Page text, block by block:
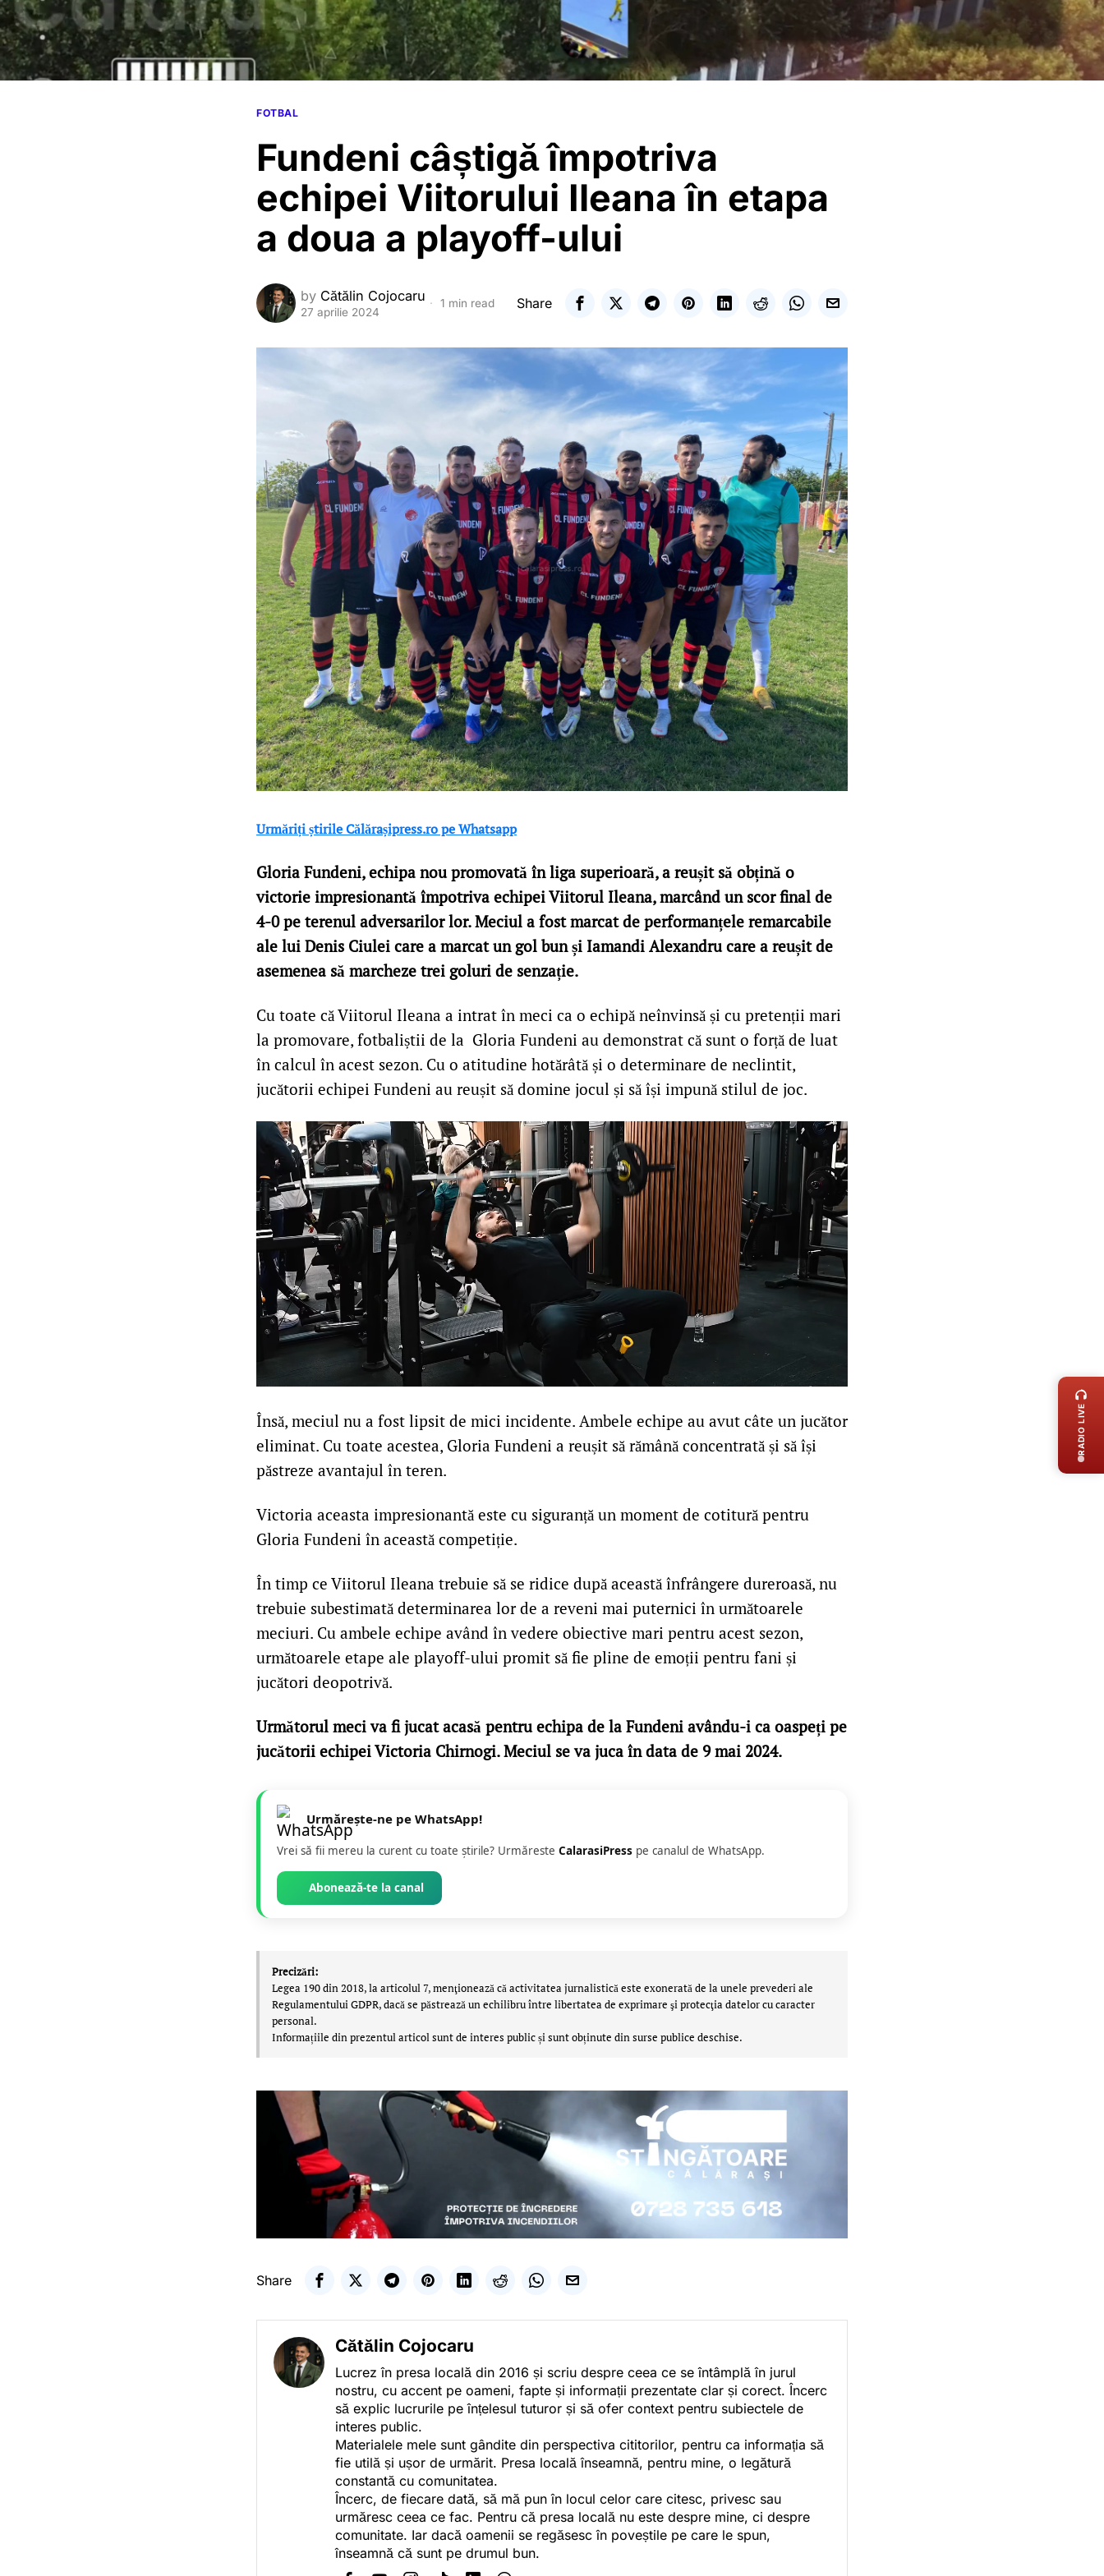
FOTBAL
Fundeni câștigă împotriva
echipei Viitorului Ileana în etapa
a doua a playoff-ului
by Cătălin Cojocaru
27 aprilie 2024
1 min read Share
Urmăriți știrile Călărașipress.ro pe Whatsapp
Gloria Fundeni, echipa nou promovată în liga superioară, a reușit să obțină o
victorie impresionantă împotriva echipei Viitorul Ileana, marcând un scor final de
4-0 pe terenul adversarilor lor. Meciul a fost marcat de performanțele remarcabile
ale lui Denis Ciulei care a marcat un gol bun și Iamandi Alexandru care a reușit de
asemenea să marcheze trei goluri de senzație.
Cu toate că Viitorul Ileana a intrat în meci ca o echipă neînvinsă și cu pretenții mari
la promovare, fotbaliștii de la Gloria Fundeni au demonstrat că sunt o forță de luat
în calcul în acest sezon. Cu o atitudine hotărâtă și o determinare de neclintit,
jucătorii echipei Fundeni au reușit să domine jocul și să își impună stilul de joc.
Însă, meciul nu a fost lipsit de mici incidente. Ambele echipe au avut câte un jucător
eliminat. Cu toate acestea, Gloria Fundeni a reușit să rămână concentrată și să își
păstreze avantajul în teren.
Victoria aceasta impresionantă este cu siguranță un moment de cotitură pentru
Gloria Fundeni în această competiție.
În timp ce Viitorul Ileana trebuie să se ridice după această înfrângere dureroasă, nu
trebuie subestimată determinarea lor de a reveni mai puternici în următoarele
meciuri. Cu ambele echipe având în vedere obiective mari pentru acest sezon,
următoarele etape ale playoff-ului promit să fie pline de emoții pentru fani și
jucători deopotrivă.
Următorul meci va fi jucat acasă pentru echipa de la Fundeni avându-i ca oaspeți pe
jucătorii echipei Victoria Chirnogi. Meciul se va juca în data de 9 mai 2024.
Urmărește-ne pe WhatsApp!
Vrei să fii mereu la curent cu toate știrile? Urmăreste CalarasiPress pe canalul de WhatsApp.
Abonează-te la canal
Precizări:
Legea 190 din 2018, la articolul 7, menţionează că activitatea jurnalistică este exonerată de la unele prevederi ale
Regulamentului GDPR, dacă se păstrează un echilibru între libertatea de exprimare şi protecţia datelor cu caracter
personal.
Informațiile din prezentul articol sunt de interes public și sunt obținute din surse publice deschise.
Share
Cătălin Cojocaru
Lucrez în presa locală din 2016 și scriu despre ceea ce se întâmplă în jurul
nostru, cu accent pe oameni, fapte și informații prezentate clar și corect. Încerc
să explic lucrurile pe înțelesul tuturor și să ofer context pentru subiectele de
interes public.
Materialele mele sunt gândite din perspectiva cititorilor, pentru ca informația să
fie utilă și ușor de urmărit. Presa locală înseamnă, pentru mine, o legătură
constantă cu comunitatea.
Încerc, de fiecare dată, să mă pun în locul celor care citesc, privesc sau
urmăresc ceea ce fac. Pentru că presa locală nu este despre mine, ci despre
comunitate. Iar dacă oamenii se regăsesc în poveștile pe care le spun,
înseamnă că sunt pe drumul bun.
RADIO LIVE